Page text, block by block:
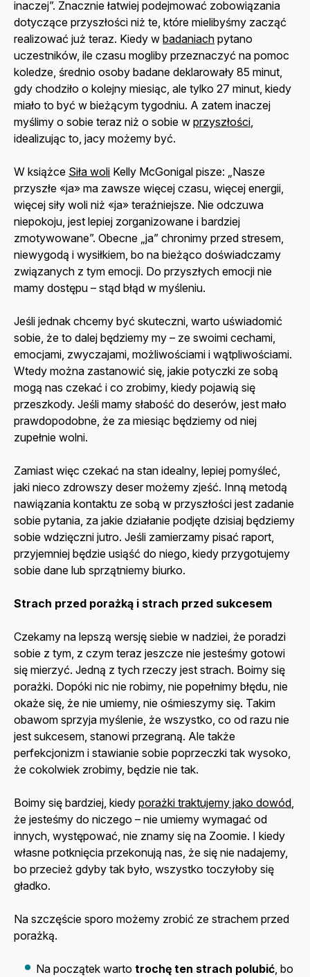
inaczej”. Znacznie łatwiej podejmować zobowiązania
dotyczące przyszłości niż te, które mielibyśmy zacząć
realizować już teraz. Kiedy wbadaniach pytano
uczestników, ile czasu mogliby przeznaczyć na pomoc
koledze, średnio osoby badane deklarowały 85 minut,
gdy chodziło o kolejny miesiąc, ale tylko 27 minut, kiedy
miało to być w bieżącym tygodniu. A zatem inaczej
myślimy o sobie teraz niż o sobie wprzyszłości
idealizując to, jacy możemy być.
W książce Siła woli Kelly McGonigal pisze: „Nasze
przyszłe «ja» ma zawsze więcej czasu, więcej energii,
więcej siły woli niż «ja» teraźniejsze. Nie odczuwa
niepokoju, jest lepiej zorganizowane i bardziej
zmotywowane”. Obecne „ja” chronimy przed stresem,
niewygodą i wysiłkiem, bo na bieżąco doświadczamy
związanych z tym emocji. Do przyszłych emocji nie
mamy dostępu – stąd błąd w myśleniu.
Jeśli jednak chcemy być skuteczni, warto uświadomić
sobie, że to dalej będziemy my – ze swoimi cechami,
emocjami, zwyczajami, możliwościami i wątpliwościami.
Wtedy można zastanowić się, jakie potyczki ze sobą
mogą nas czekać i co zrobimy, kiedy pojawią się
przeszkody. Jeśli mamy słabość do deserów, jest mało
prawdopodobne, że za miesiąc będziemy od niej
zupełnie wolni.
Zamiast więc czekać na stan idealny, lepiej pomyśleć,
jaki nieco zdrowszy deser możemy zjeść. Inną metodą
nawiązania kontaktu ze sobą w przyszłości jest zadanie
sobie pytania, za jakie działanie podjęte dzisiaj będziemy
sobie wdzięczni jutro. Jeśli zamierzamy pisać raport,
przyjemniej będzie usiąść do niego, kiedy przygotujemy
sobie dane lub sprzątniemy biurko.
Strach przed porażką i strach przed sukcesem
Czekamy na lepszą wersję siebie w nadziei, że poradzi
sobie z tym, z czym teraz jeszcze nie jesteśmy gotowi
się mierzyć. Jedną z tych rzeczy jest strach. Boimy się
porażki. Dopóki nic nie robimy, nie popełnimy błędu, nie
okaże się, że nie umiemy, nie ośmieszymy się. Takim
obawom sprzyja myślenie, że wszystko, co od razu nie
jest sukcesem, stanowi przegraną. Ale także
perfekcjonizm i stawianie sobie poprzeczki tak wysoko,
że cokolwiek zrobimy, będzie nie tak.
Boimy się bardziej, kiedyporażki traktujemy jako dowód
że jesteśmy do niczego – nie umiemy wymagać od
innych, występować, nie znamy się na Zoomie. I kiedy
własne potknięcia przekonują nas, że się nie nadajemy,
bo przecież gdyby tak było, wszystko toczyłoby się
gładko.
Na szczęście sporo możemy zrobić ze strachem przed
porażką.
Na początek wartotrochę ten strach polubić , bo